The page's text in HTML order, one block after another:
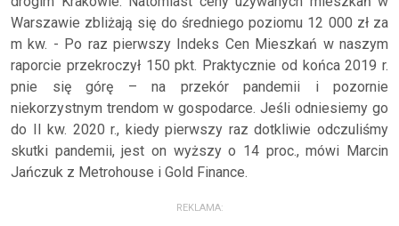
Warszawie zbliżają się do średniego poziomu 12 000 zł za
m kw. - Po raz pierwszy Indeks Cen Mieszkań w naszym
raporcie przekroczył 150 pkt. Praktycznie od końca 2019 r.
pnie się górę – na przekór pandemii i pozornie
niekorzystnym trendom w gospodarce. Jeśli odniesiemy go
do II kw. 2020 r., kiedy pierwszy raz dotkliwie odczuliśmy
skutki pandemii, jest on wyższy o 14 proc., mówi Marcin
Jańczuk z Metrohouse i Gold Finance.
REKLAMA: